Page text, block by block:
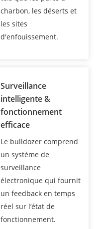
charbon, les déserts et
les sites
d'enfouissement.
Surveillance
intelligente &
fonctionnement
efficace
Le bulldozer comprend
un système de
surveillance
électronique qui fournit
un feedback en temps
réel sur l’état de
fonctionnement.